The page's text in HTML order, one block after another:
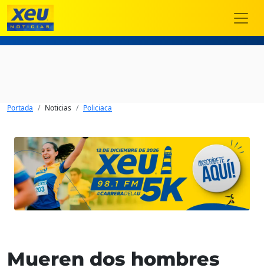
Portada Noticias Policiaca
Mueren dos hombres